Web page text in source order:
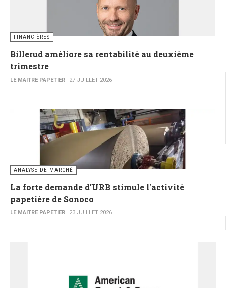
FINANCIÈRES
Billerud améliore sa rentabilité au deuxième
trimestre
LE MAITRE PAPETIER 27 JUILLET 2026
ANALYSE DE MARCHÉ
La forte demande d'URB stimule l'activité
papetière de Sonoco
LE MAITRE PAPETIER 23 JUILLET 2026